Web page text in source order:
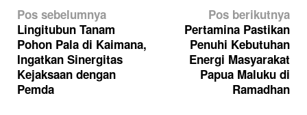
N
a
v
i
g
Pos sebelumnya
Lingitubun Tanam
Pohon Pala di Kaimana,
Ingatkan Sinergitas
Kejaksaan dengan
Pemda
Pos berikutnya
Pertamina Pastikan
Penuhi Kebutuhan
Energi Masyarakat
Papua Maluku di
Ramadhan